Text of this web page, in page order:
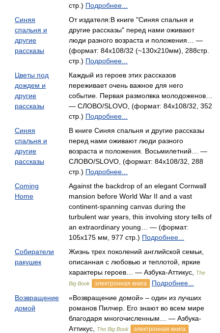
стр.) Подробнее...
Синяя
спальня и
другие
рассказы
От издателя:В книге "Синяя спальня и
другие рассказы" перед нами оживают
люди разного возраста и положения… —
(формат: 84x108/32 (~130x210мм), 288стр.
стр.) Подробнее...
Цветы под
дождем и
другие
рассказы
Каждый из героев этих рассказов
переживает очень важное для него
событие. Первая размолвка молодоженов…
— СЛОВО/SLOVO, (формат: 84x108/32, 352
стр.) Подробнее...
Синяя
спальня и
другие
рассказы
В книге Синяя спальня и другие рассказы
перед нами оживают люди разного
возраста и положения. Восьмилетний… —
СЛОВО/SLOVO, (формат: 84x108/32, 288
стр.) Подробнее...
Coming
Home
Against the backdrop of an elegant Cornwall
mansion before World War II and a vast
continent-spanning canvas during the
turbulent war years, this involving story tells of
an extraordinary young… — (формат:
105х175 мм, 977 стр.) Подробнее...
Собиратели
ракушек
Жизнь трех поколений английской семьи,
описанная с любовью и теплотой, яркие
характеры героев… — Азбука-Аттикус,
The
Big Book
электронная книга
Подробнее...
Возвращение
домой
«Возвращение домой» – один из лучших
романов Пилчер. Его знают во всем мире
благодаря многочисленным… — Азбука-
Аттикус,
The Big Book электронная книга